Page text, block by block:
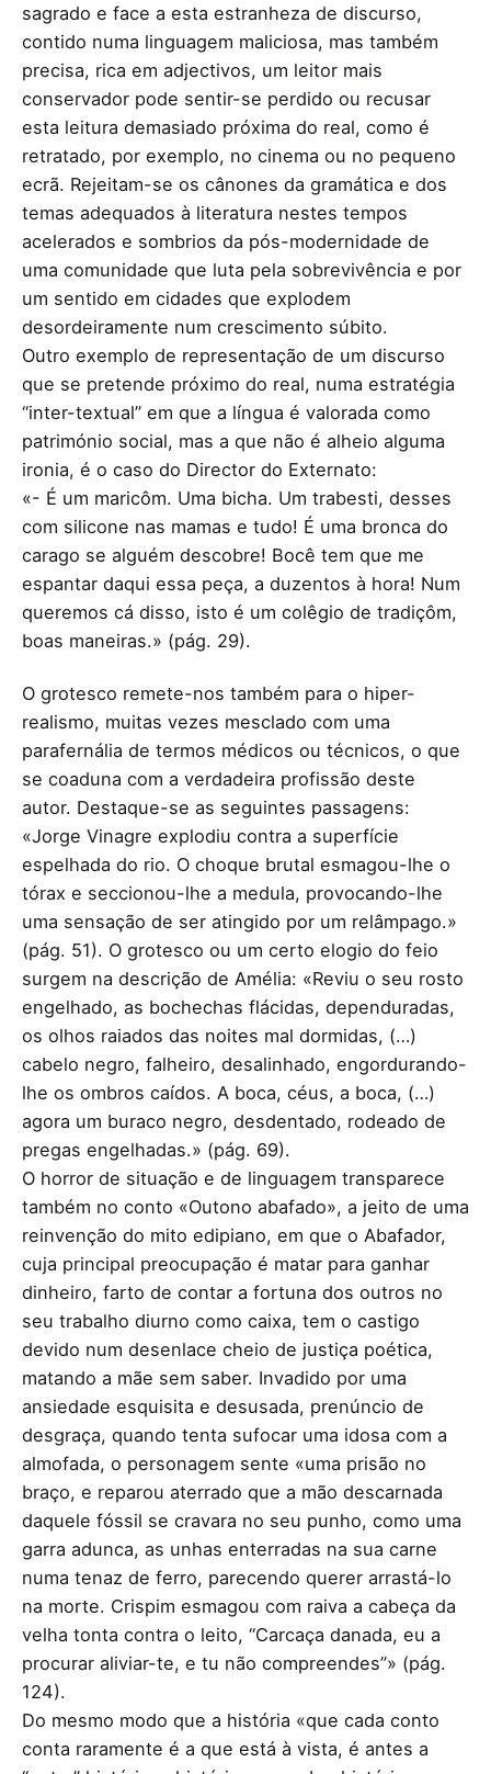
sagrado e face a esta estranheza de discurso,
contido numa linguagem maliciosa, mas também
precisa, rica em adjectivos, um leitor mais
conservador pode sentir-se perdido ou recusar
esta leitura demasiado próxima do real, como é
retratado, por exemplo, no cinema ou no pequeno
ecrã. Rejeitam-se os cânones da gramática e dos
temas adequados à literatura nestes tempos
acelerados e sombrios da pós-modernidade de
uma comunidade que luta pela sobrevivência e por
um sentido em cidades que explodem
desordeiramente num crescimento súbito.
Outro exemplo de representação de um discurso
que se pretende próximo do real, numa estratégia
“inter-textual” em que a língua é valorada como
património social, mas a que não é alheio alguma
ironia, é o caso do Director do Externato:
«- É um maricôm. Uma bicha. Um trabesti, desses
com silicone nas mamas e tudo! É uma bronca do
carago se alguém descobre! Bocê tem que me
espantar daqui essa peça, a duzentos à hora! Num
queremos cá disso, isto é um colêgio de tradiçôm,
boas maneiras.» (pág. 29).
O grotesco remete-nos também para o hiper-
realismo, muitas vezes mesclado com uma
parafernália de termos médicos ou técnicos, o que
se coaduna com a verdadeira profissão deste
autor. Destaque-se as seguintes passagens:
«Jorge Vinagre explodiu contra a superfície
espelhada do rio. O choque brutal esmagou-lhe o
tórax e seccionou-lhe a medula, provocando-lhe
uma sensação de ser atingido por um relâmpago.»
(pág. 51). O grotesco ou um certo elogio do feio
surgem na descrição de Amélia: «Reviu o seu rosto
engelhado, as bochechas flácidas, dependuradas,
os olhos raiados das noites mal dormidas, (…)
cabelo negro, falheiro, desalinhado, engordurando-
lhe os ombros caídos. A boca, céus, a boca, (…)
agora um buraco negro, desdentado, rodeado de
pregas engelhadas.» (pág. 69).
O horror de situação e de linguagem transparece
também no conto «Outono abafado», a jeito de uma
reinvenção do mito edipiano, em que o Abafador,
cuja principal preocupação é matar para ganhar
dinheiro, farto de contar a fortuna dos outros no
seu trabalho diurno como caixa, tem o castigo
devido num desenlace cheio de justiça poética,
matando a mãe sem saber. Invadido por uma
ansiedade esquisita e desusada, prenúncio de
desgraça, quando tenta sufocar uma idosa com a
almofada, o personagem sente «uma prisão no
braço, e reparou aterrado que a mão descarnada
daquele fóssil se cravara no seu punho, como uma
garra adunca, as unhas enterradas na sua carne
numa tenaz de ferro, parecendo querer arrastá-lo
na morte. Crispim esmagou com raiva a cabeça da
velha tonta contra o leito, “Carcaça danada, eu a
procurar aliviar-te, e tu não compreendes”» (pág.
124).
Do mesmo modo que a história «que cada conto
conta raramente é a que está à vista, é antes a